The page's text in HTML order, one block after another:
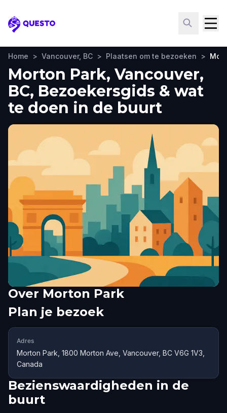
Questo
Home > Vancouver, BC > Plaatsen om te bezoeken >
Morton Park, Vancouver,
BC, Bezoekersgids & wat
te doen in de buurt
Over Morton Park
Plan je bezoek
Adres
Morton Park, 1800 Morton Ave, Vancouver, BC V6G 1V3,
Canada
Bezienswaardigheden in de
buurt